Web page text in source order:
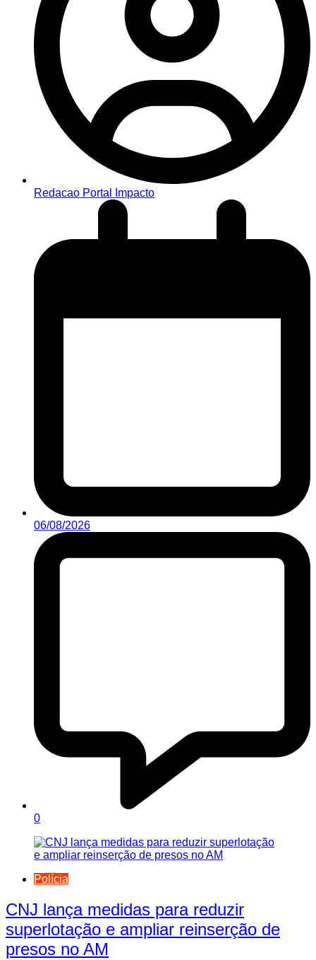
Redacao Portal Impacto
06/08/2026
0
Polícia
CNJ lança medidas para reduzir
superlotação e ampliar reinserção de
presos no AM